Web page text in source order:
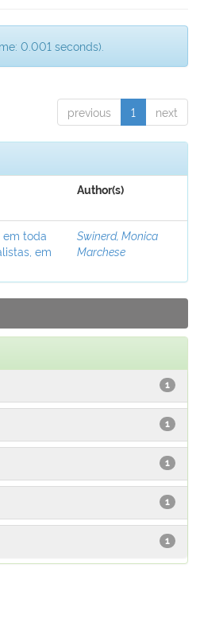
0.001 seconds).
previous 1 next
Author(s)
em toda
em
Swinerd, Monica
Marchese
1
1
1
1
1